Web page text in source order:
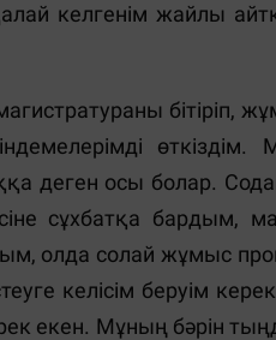
келгенім жайлы
бітіріп,
деген осы болар.
сұхбатқа бардым,
олда солай жұмыс
келісім беруім
екен. Мұның бәрін